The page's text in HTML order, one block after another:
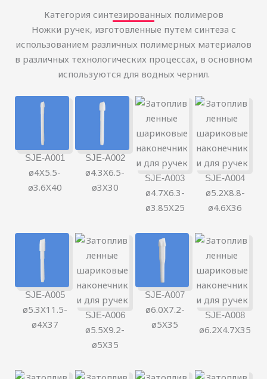
Категория синтезированных полимеров
Ножки ручек, изготовленные путем синтеза с
использованием различных полимерных материалов
в различных технологических процессах, в основном
используются для водных чернил.
SJE-A001
ø4X5.5-
ø3.6X40
SJE-A002
ø4.3X6.5-
ø3X30
SJE-A003
ø4.7X6.3-
ø3.85X25
SJE-A004
ø5.2X8.8-
ø4.6X36
SJE-A005
ø5.3X11.5-
ø4X37
SJE-A006
ø5.5X9.2-
ø5X35
SJE-A007
ø6.0X7.2-
ø5X35
SJE-A008
ø6.2X4.7X35